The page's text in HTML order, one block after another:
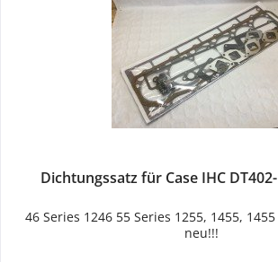
Dichtungssatz für Case IHC
46 Series 1246 55 Series 1255, 1455,
neu!!!